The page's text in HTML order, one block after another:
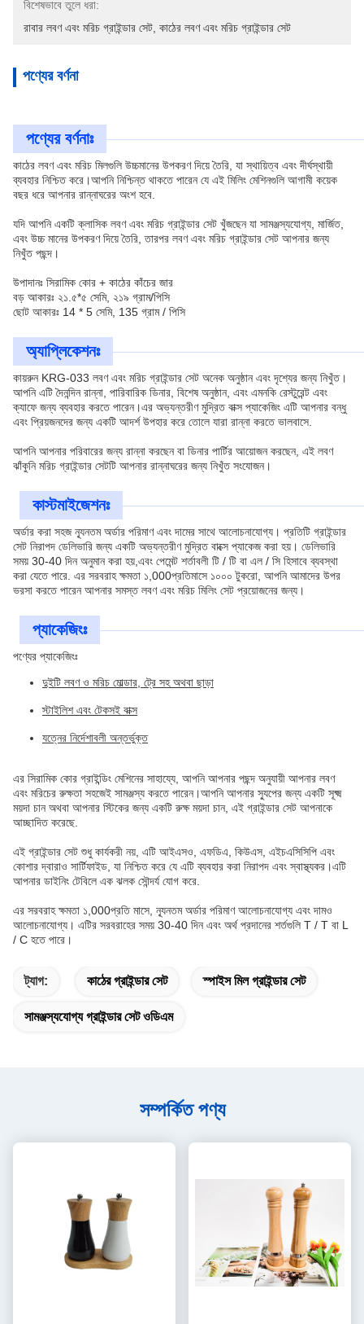
বিশেষভাবে তুলে ধরা:
রাবার লবণ এবং মরিচ গ্রাইন্ডার সেট কাঠের লবণ এবং মরিচ গ্রাইন্ডার সেট
পণ্যের বর্ণনা
পণ্যের বর্ণনাঃ
কাঠের লবণ এবং মরিচ মিলগুলি উচ্চমানের উপকরণ দিয়ে তৈরি, যা স্থায়িত্ব এবং দীর্ঘস্থায়ী
ব্যবহার নিশ্চিত করে।আপনি নিশ্চিন্ত থাকতে পারেন যে এই মিলিং মেশিনগুলি আগামী কয়েক
বছর ধরে আপনার রান্নাঘরের অংশ হবে.
যদি আপনি একটি ক্লাসিক লবণ এবং মরিচ গ্রাইন্ডার সেট খুঁজছেন যা সামঞ্জস্যযোগ্য, মার্জিত,
এবং উচ্চ মানের উপকরণ দিয়ে তৈরি, তারপর লবণ এবং মরিচ গ্রাইন্ডার সেট আপনার জন্য
নিখুঁত পছন্দ।
উপাদানঃ সিরামিক কোর + কাঠের কাঁচের জার
বড় আকারঃ ২১.৫*৫ সেমি, ২১৯ গ্রাম/পিসি
ছোট আকারঃ 14 * 5 সেমি, 135 গ্রাম / পিসি
অ্যাপ্লিকেশনঃ
কায়রুন KRG-033 লবণ এবং মরিচ গ্রাইন্ডার সেট অনেক অনুষ্ঠান এবং দৃশ্যের জন্য নিখুঁত।
আপনি এটি দৈনন্দিন রান্না, পারিবারিক ডিনার, বিশেষ অনুষ্ঠান, এবং এমনকি রেস্টুরেন্ট এবং
ক্যাফে জন্য ব্যবহার করতে পারেন।এর অভ্যন্তরীণ মুদ্রিত বাক্স প্যাকেজিং এটি আপনার বন্ধু
এবং প্রিয়জনদের জন্য একটি আদর্শ উপহার করে তোলে যারা রান্না করতে ভালবাসে.
আপনি আপনার পরিবারের জন্য রান্না করছেন বা ডিনার পার্টির আয়োজন করছেন, এই লবণ
ঝাঁকুনি মরিচ গ্রাইন্ডার সেটটি আপনার রান্নাঘরের জন্য নিখুঁত সংযোজন।
কাস্টমাইজেশনঃ
অর্ডার করা সহজ ন্যূনতম অর্ডার পরিমাণ এবং দামের সাথে আলোচনাযোগ্য। প্রতিটি গ্রাইন্ডার
সেট নিরাপদ ডেলিভারি জন্য একটি অভ্যন্তরীণ মুদ্রিত বাক্সে প্যাকেজ করা হয়। ডেলিভারি
সময় 30-40 দিন অনুমান করা হয়,এবং পেমেন্ট শর্তাবলী টি / টি বা এল / সি হিসাবে ব্যবস্থা
করা যেতে পারে. এর সরবরাহ ক্ষমতা ১,000প্রতিমাসে ১০০০ টুকরো, আপনি আমাদের উপর
ভরসা করতে পারেন আপনার সমস্ত লবণ এবং মরিচ মিলিং সেট প্রয়োজনের জন্য।
প্যাকেজিংঃ
পণ্যের প্যাকেজিংঃ
দুইটি লবণ ও মরিচ মোল্ডার, ট্রে সহ অথবা ছাড়া
স্টাইলিশ এবং টেকসই বাক্স
যত্নের নির্দেশাবলী অন্তর্ভুক্ত
এর সিরামিক কোর গ্রাইন্ডিং মেশিনের সাহায্যে, আপনি আপনার পছন্দ অনুযায়ী আপনার লবণ
এবং মরিচের রুক্ষতা সহজেই সামঞ্জস্য করতে পারেন।আপনি আপনার স্যুপের জন্য একটি সূক্ষ্ম
ময়দা চান অথবা আপনার স্টিকের জন্য একটি রুক্ষ ময়দা চান, এই গ্রাইন্ডার সেট আপনাকে
আচ্ছাদিত করেছে.
এই গ্রাইন্ডার সেট শুধু কার্যকরী নয়, এটি আইএসও, এফডিএ, কিউএস, এইচএসিসিপি এবং
কোশার দ্বারাও সার্টিফাইড, যা নিশ্চিত করে যে এটি ব্যবহার করা নিরাপদ এবং স্বাস্থ্যকর।এটি
আপনার ডাইনিং টেবিলে এক ঝলক সৌন্দর্য যোগ করে.
এর সরবরাহ ক্ষমতা ১,000প্রতি মাসে, ন্যূনতম অর্ডার পরিমাণ আলোচনাযোগ্য এবং দামও
আলোচনাযোগ্য। এটির সরবরাহের সময় 30-40 দিন এবং অর্থ প্রদানের শর্তগুলি T / T বা L
/ C হতে পারে।
ট্যাগ: কাঠের গ্রাইন্ডার সেট স্পাইস মিল গ্রাইন্ডার সেট
সামঞ্জস্যযোগ্য গ্রাইন্ডার সেট ওডিএম
সম্পর্কিত পণ্য